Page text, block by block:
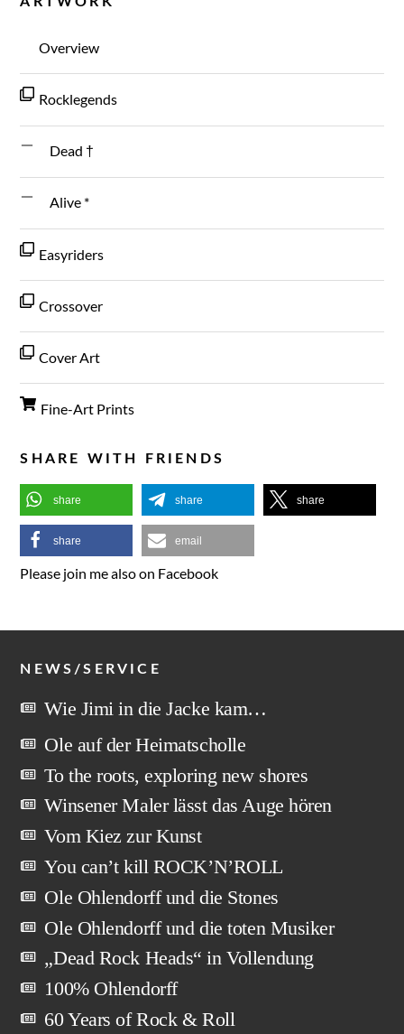
Overview
Rocklegends
Dead †
Alive *
Easyriders
Crossover
Cover Art
Fine-Art Prints
SHARE WITH FRIENDS
share share share
share email
Please join me also on Facebook
NEWS/SERVICE
Wie Jimi in die Jacke kam…
Ole auf der Heimatscholle
To the roots, exploring new shores
Winsener Maler lässt das Auge hören
Vom Kiez zur Kunst
You can’t kill ROCK’N’ROLL
Ole Ohlendorff und die Stones
Ole Ohlendorff und die toten Musiker
„Dead Rock Heads“ in Vollendung
100% Ohlendorff
60 Years of Rock & Roll